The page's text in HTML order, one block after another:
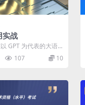
实战
GPT 为代表的大语
...
107 10